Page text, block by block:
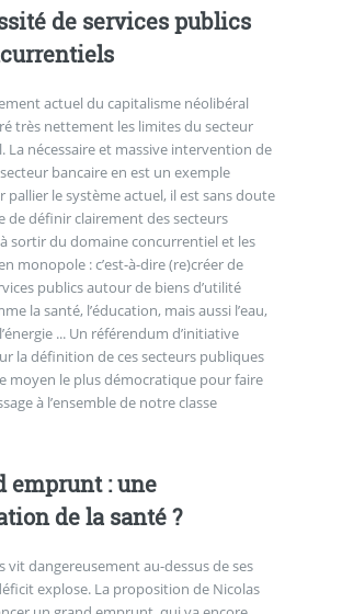
de services publics
actuel du capitalisme néolibéral
très nettement les limites du secteur
secteur bancaire en est un exemple
pallier le système actuel, il est sans doute
de définir clairement des secteurs
sortir du domaine concurrentiel et les
monopole : c’est-à-dire (re)créer de
publics autour de biens d’utilité
la santé, l’éducation, mais aussi l’eau,
... Un référendum d’initiative
la définition de ces secteurs publiques
moyen le plus démocratique pour faire
à l’ensemble de notre classe
emprunt : une
de la santé ?
vit dangereusement au-dessus de ses
explose. La proposition de Nicolas